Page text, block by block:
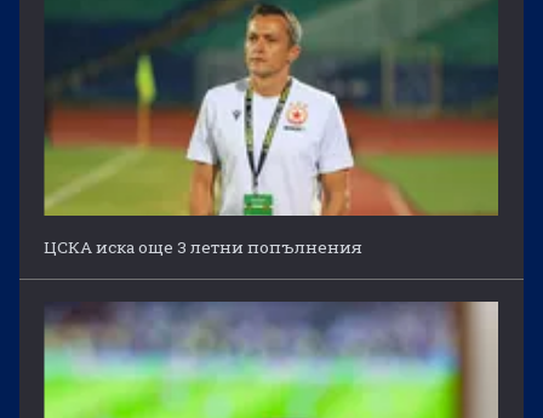
ЦСКА иска още 3 летни попълнения